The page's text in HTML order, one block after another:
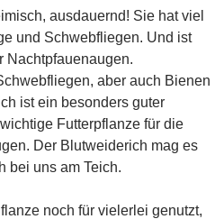
ausdauernd! Sie hat viel
und Schwebfliegen. Und ist
Nachtpfauenaugen.
aber auch Bienen
ist ein besonders guter
Futterpflanze für die
Der Blutweiderich mag es
bei uns am Teich.
noch für vielerlei genutzt,